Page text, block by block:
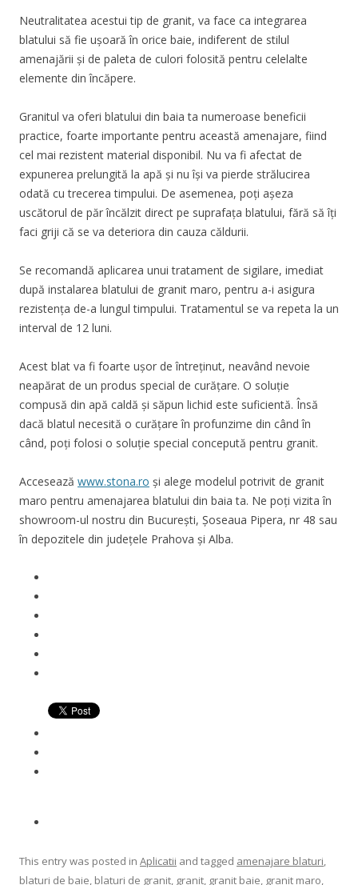
Neutralitatea acestui tip de granit, va face ca integrarea
blatului să fie ușoară în orice baie, indiferent de stilul
amenajării și de paleta de culori folosită pentru celelalte
elemente din încăpere.
Granitul va oferi blatului din baia ta numeroase beneficii
practice, foarte importante pentru această amenajare, fiind
cel mai rezistent material disponibil. Nu va fi afectat de
expunerea prelungită la apă și nu își va pierde strălucirea
odată cu trecerea timpului. De asemenea, poți așeza
uscătorul de păr încălzit direct pe suprafața blatului, fără să îți
faci griji că se va deteriora din cauza căldurii.
Se recomandă aplicarea unui tratament de sigilare, imediat
după instalarea blatului de granit maro, pentru a-i asigura
rezistența de-a lungul timpului. Tratamentul se va repeta la un
interval de 12 luni.
Acest blat va fi foarte ușor de întreținut, neavând nevoie
neapărat de un produs special de curățare. O soluție
compusă din apă caldă și săpun lichid este suficientă. Însă
dacă blatul necesită o curățare în profunzime din când în
când, poți folosi o soluție special concepută pentru granit.
Accesează www.stona.ro și alege modelul potrivit de granit
maro pentru amenajarea blatului din baia ta. Ne poți vizita în
showroom-ul nostru din București, Șoseaua Pipera, nr 48 sau
în depozitele din județele Prahova și Alba.
This entry was posted in Aplicatii and tagged amenajare blaturi,
blaturi de baie, blaturi de granit, granit, granit baie, granit maro,